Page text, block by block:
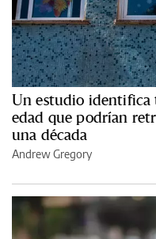
Un estudio identifica
edad que podrían
una década
Andrew Gregory